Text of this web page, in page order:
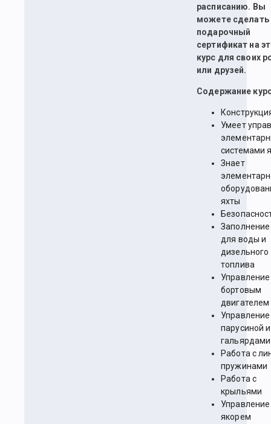
расписанию. Вы
можете сделать
подарочный
сертификат на
курс для своих
или друзей.
Содержание
Умеет
системами
Знает
яхты
для воды и
дизельного
топлива
Управление
бортовым
двигателем
Управление
парусиной и
гальярдами
Работа с
пружинами
Работа с
крыльями
Управление
якорем